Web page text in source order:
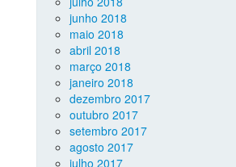
junho 2018
maio 2018
abril 2018
março 2018
janeiro 2018
dezembro 2017
outubro 2017
setembro 2017
agosto 2017
julho 2017